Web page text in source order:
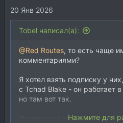
20 Янв 2026
Tobel написал(а):
@Red Routes, то есть чаще
комментариями?
Я хотел взять подписку у
с Tchad Blake - он работает
но там вот так.
Интересует именноНажмите для